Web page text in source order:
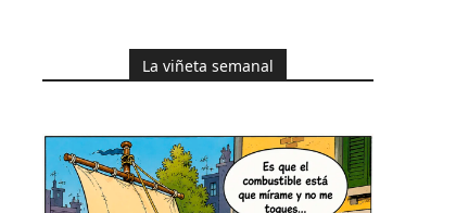
La viñeta semanal